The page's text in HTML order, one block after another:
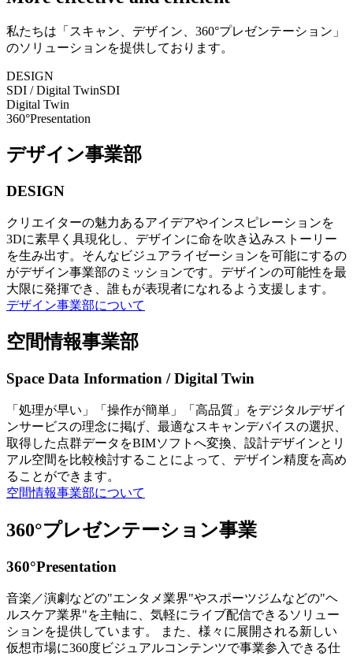
私たちは「スキャン、デザイン、360°プレゼンテーション」
のソリューションを提供しております。
DESIGN
SDI / Digital TwinSDI
Digital Twin
360°Presentation
デザイン事業部
DESIGN
クリエイターの魅力あるアイデアやインスピレーションを
3Dに素早く具現化し、デザインに命を吹き込みストーリー
を生み出す。そんなビジュアライゼーションを可能にするの
がデザイン事業部のミッションです。デザインの可能性を最
大限に発揮でき、誰もが表現者になれるよう支援します。
デザイン事業部について
空間情報事業部
Space Data Information / Digital Twin
「処理が早い」「操作が簡単」「高品質」をデジタルデザイ
ンサービスの理念に掲げ、最適なスキャンデバイスの選択、
取得した点群データをBIMソフトへ変換、設計デザインとリ
アル空間を比較検討することによって、デザイン精度を高め
ることができます。
空間情報事業部について
360°プレゼンテーション事業
360°Presentation
音楽／演劇などの"エンタメ業界"やスポーツジムなどの"ヘ
ルスケア業界"を主軸に、気軽にライブ配信できるソリュー
ションを提供しています。 また、様々に展開される新しい
仮想市場に360度ビジュアルコンテンツで事業参入できる仕